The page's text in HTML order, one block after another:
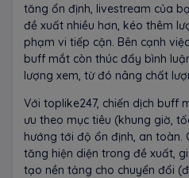
tăng ổn định, livestream của
đề xuất nhiều hơn, kéo thêm
phạm vi tiếp cận. Bên cạnh
buff mắt còn thúc đẩy bình
lượng xem, từ đó nâng chất
Với toplike247, chiến dịch buff
ưu theo mục tiêu (khung giờ,
hướng tới độ ổn định, an toàn.
tăng hiện diện trong đề xuất,
tạo nền tảng cho chuyển đổi